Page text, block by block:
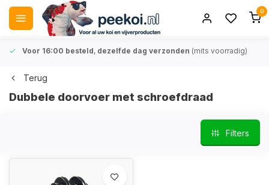
0
Voor 16:00 besteld, dezelfde dag verzonden (mits voorradig)
Terug
Dubbele doorvoer met schroefdraad
Filters